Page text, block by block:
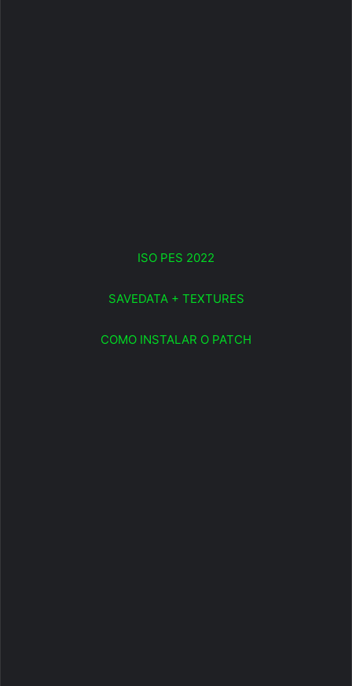
ISO PES 2022
SAVEDATA + TEXTURES
COMO INSTALAR O PATCH